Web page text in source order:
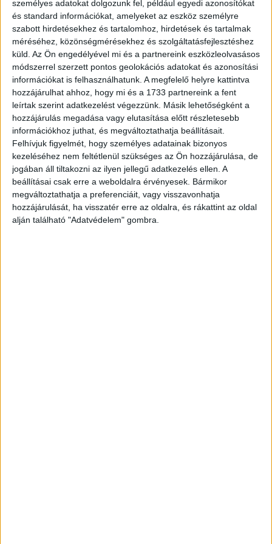
személyes adatokat dolgozunk fel, például egyedi azonosítókat
és standard információkat, amelyeket az eszköz személyre
szabott hirdetésekhez és tartalomhoz, hirdetések és tartalmak
méréséhez, közönségmérésekhez és szolgáltatásfejlesztéshez
küld. Az Ön engedélyével mi és a partnereink eszközleolvasásos
módszerrel szerzett pontos geolokációs adatokat és azonosítási
információkat is felhasználhatunk. A megfelelő helyre kattintva
hozzájárulhat ahhoz, hogy mi és a 1733 partnereink a fent
leírtak szerint adatkezelést végezzünk. Másik lehetőségként a
hozzájárulás megadása vagy elutasítása előtt részletesebb
információkhoz juthat, és megváltoztathatja beállításait.
Felhívjuk figyelmét, hogy személyes adatainak bizonyos
kezeléséhez nem feltétlenül szükséges az Ön hozzájárulása, de
jogában áll tiltakozni az ilyen jellegű adatkezelés ellen. A
beállításai csak erre a weboldalra érvényesek. Bármikor
megváltoztathatja a preferenciáit, vagy visszavonhatja
hozzájárulását, ha visszatér erre az oldalra, és rákattint az oldal
alján található "Adatvédelem" gombra.
Látva, hogy a legfiatalabbak körében milyen ütemben
növekszik az okoseszközök népszerűsége, egyre
erőteljesebb a szülők részéről is az igény, hogy
kihasználják ezt a lehetőséget a gyermekek oktatása,
életre nevelése céljából. Az NN Biztosító ezért támogatja
a BookR Kids mesealkalmazás új sorozatát, amely a
pénzügyi edukációban játszhat fontos szerepet.
A számos szakmai elismeréssel jutalmazott, 2016 óta
működő magyar startup, a BOOKR Kids mobil- és
tabletalkalmazásának közel százezer használója május
közepén ismerkedhet meg a Noémi világa című
mesesorozattal. Noémi egy a talpraesett, az állatokat
imádó kislány, aki a családja mellett az állatokért is rajong